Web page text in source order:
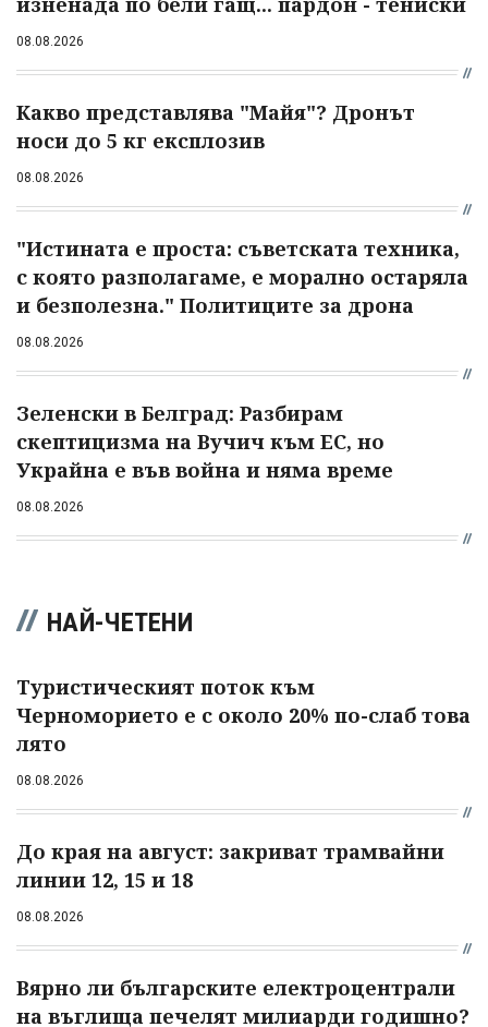
08.08.2026
Какво представлява "Майя"? Дронът
носи до 5 кг експлозив
08.08.2026
"Истината е проста: съветската техника,
с която разполагаме, е морално остаряла
и безполезна." Политиците за дрона
08.08.2026
Зеленски в Белград: Разбирам
скептицизма на Вучич към ЕС, но
Украйна е във война и няма време
08.08.2026
НАЙ-ЧЕТЕНИ
Туристическият поток към
Черноморието е с около 20% по-слаб това
лято
08.08.2026
До края на август: закриват трамвайни
линии 12, 15 и 18
08.08.2026
Вярно ли българските електроцентрали
на въглища печелят милиарди годишно?